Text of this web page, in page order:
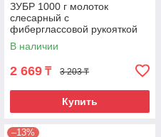
ЗУБР 1000 г молоток
слесарный с
фиберглассовой рукояткой
В наличии
2 669 ₸ 3 203 ₸
Купить
–13%